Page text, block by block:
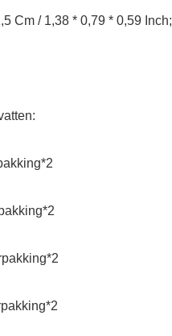
Cm / 1,38 * 0,79 * 0,59 Inch;